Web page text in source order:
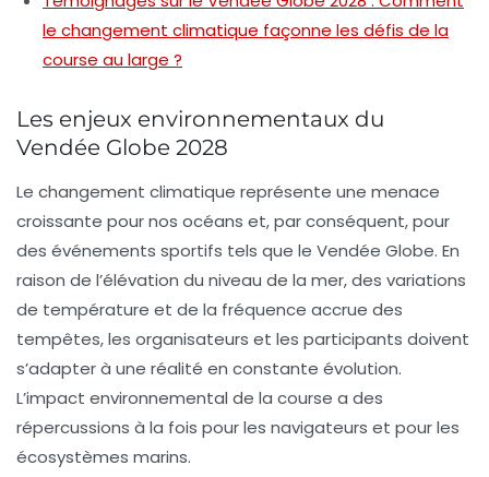
le changement climatique façonne les défis de la
course au large ?
Les enjeux environnementaux du
Vendée Globe 2028
Le changement climatique représente une menace
croissante pour nos océans et, par conséquent, pour
des événements sportifs tels que le Vendée Globe. En
raison de l’élévation du niveau de la mer, des variations
de température et de la fréquence accrue des
tempêtes, les organisateurs et les participants doivent
s’adapter à une réalité en constante évolution.
L’impact environnemental de la course a des
répercussions à la fois pour les navigateurs et pour les
écosystèmes marins.